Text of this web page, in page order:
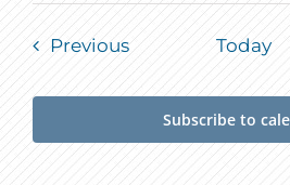
PreviousEvents Today
Subscribe to